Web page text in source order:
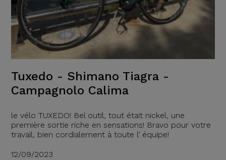
Tuxedo - Shimano Tiagra -
Campagnolo Calima
le vélo TUXEDO! Bel outil, tout était nickel, une
première sortie riche en sensations! Bravo pour votre
travail, bien cordialement à toute l’ équipe!
12/09/2023